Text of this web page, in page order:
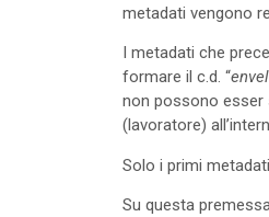
metadati vengono
I metadati che
formare il c.d. “
non possono esser
(lavoratore)
Solo i primi
Su questa